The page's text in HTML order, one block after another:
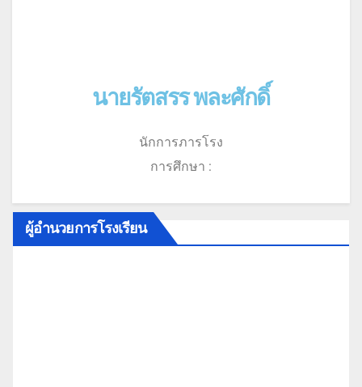
นายรัตสรร พละศักดิ์
นักการภารโรง
การศึกษา :
ผู้อำนวยการโรงเรียน